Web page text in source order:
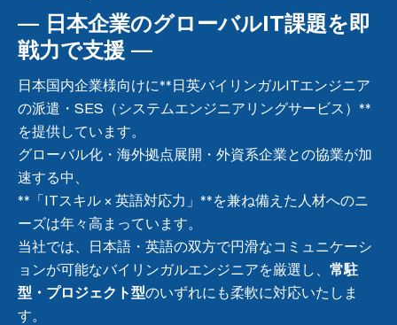
― 日本企業のグローバルIT課題を即
戦力で支援 ―
日本国内企業様向けに**日英バイリンガルITエンジニア
の派遣・SES（システムエンジニアリングサービス）**
を提供しています。
グローバル化・海外拠点展開・外資系企業との協業が加
速する中、
**「ITスキル × 英語対応力」**を兼ね備えた人材へのニ
ーズは年々高まっています。
当社では、日本語・英語の双方で円滑なコミュニケーシ
ョンが可能なバイリンガルエンジニアを厳選し、 常駐
型・プロジェクト型のいずれにも柔軟に対応いたしま
す。